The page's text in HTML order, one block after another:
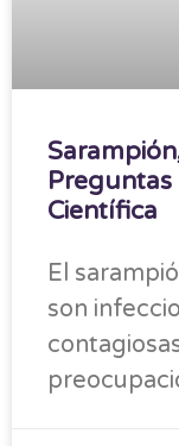
Preguntas
Científica
El
son